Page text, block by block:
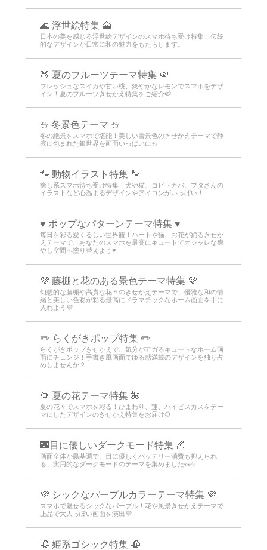
🌊 浮世絵特集 🗻
日本の美を感じる浮世絵デザインのスマホ待ち受け特集！伝統
的なデザインが日常に和の魅力をもたらします。
🍑 夏のフルーツテーマ特集 🍉
フレッシュなスイカや甘い桃、爽やかなレモンでスマホをデザ
イン！夏のフルーツきせかえ特集をご紹介🍉
⛄️ 冬景色テーマ ⛄️
冬の絶景をスマホで堪能！美しい雪景色のきせかえテーマで静
寂に包まれた銀世界を画面いっぱいに⛄️
🐾 動物イラスト特集 🐾
癒し系スマホ待ち受け特集！犬や猫、コビトカバ、ブタさんの
イラストなど心温まるデザインやアイコンがいっぱい！
♥️ ポップなパターンテーマ特集 ♥️
毎日を彩る愛くるしい世界観！ハートや猫、お花が踊るきせか
えテーマで、あなたのスマホを最高にキュートでオシャレな癒
やし空間へ塗り替えよう♥️
💜 藤棚と花のある景色テーマ特集 💜
幻想的な藤棚や高貴な花々のきせかえテーマで、優雅な和の情
緒と美しい色彩が彩る最高にドラマチックなホーム画面を手に
入れよう💜
✏️ らくがきポップ特集 ✏️
らくがきポップきせかえで、気分がアガるキュートなホーム画
面にチェンジ！手書き風画面でゆる感満載のデザインを独り占
めしませんか？
🌻 夏の花テーマ特集 🌺
夏の花々でスマホを彩る！ひまわり、蓮、ハイビスカスをテー
マにしたデザインのきせかえ特集をお届け🌻
🌃目に優しいダークモード特集 🌌
画面全体が黒基調で、目に優しくバッテリー消費も抑えられ
る、実用的なダークモードのテーマを集めました👀✨
💜 シックなパープルカラーテーマ特集 💜
スマホで魅せるシックなパープル！花や風景きせかえテーマで
上品で大人っぽい画面を演出💜
🥀 姫系ゴシック特集 🥀